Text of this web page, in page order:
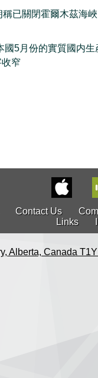
稱已關閉霍爾木茲海
國5月份的實質國内生
窄
Contact Us
Links
Alberta, Canada